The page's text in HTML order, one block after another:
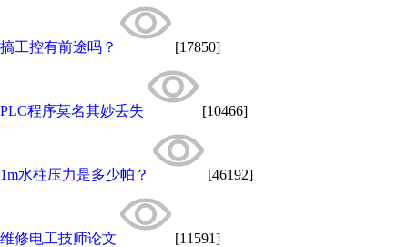
搞工控有前途吗？ [17850]
PLC程序莫名其妙丢失 [10466]
1m水柱压力是多少帕？ [46192]
维修电工技师论文 [11591]